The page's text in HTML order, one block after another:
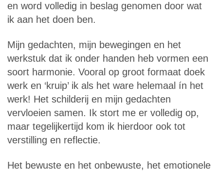
en word volledig in beslag genomen door wat
ik aan het doen ben.
Mijn gedachten, mijn bewegingen en het
werkstuk dat ik onder handen heb vormen een
soort harmonie. Vooral op groot formaat doek
werk en ‘kruip’ ik als het ware helemaal ín het
werk! Het schilderij en mijn gedachten
vervloeien samen. Ik stort me er volledig op,
maar tegelijkertijd kom ik hierdoor ook tot
verstilling en reflectie.
Het bewuste en het onbewuste, het emotionele